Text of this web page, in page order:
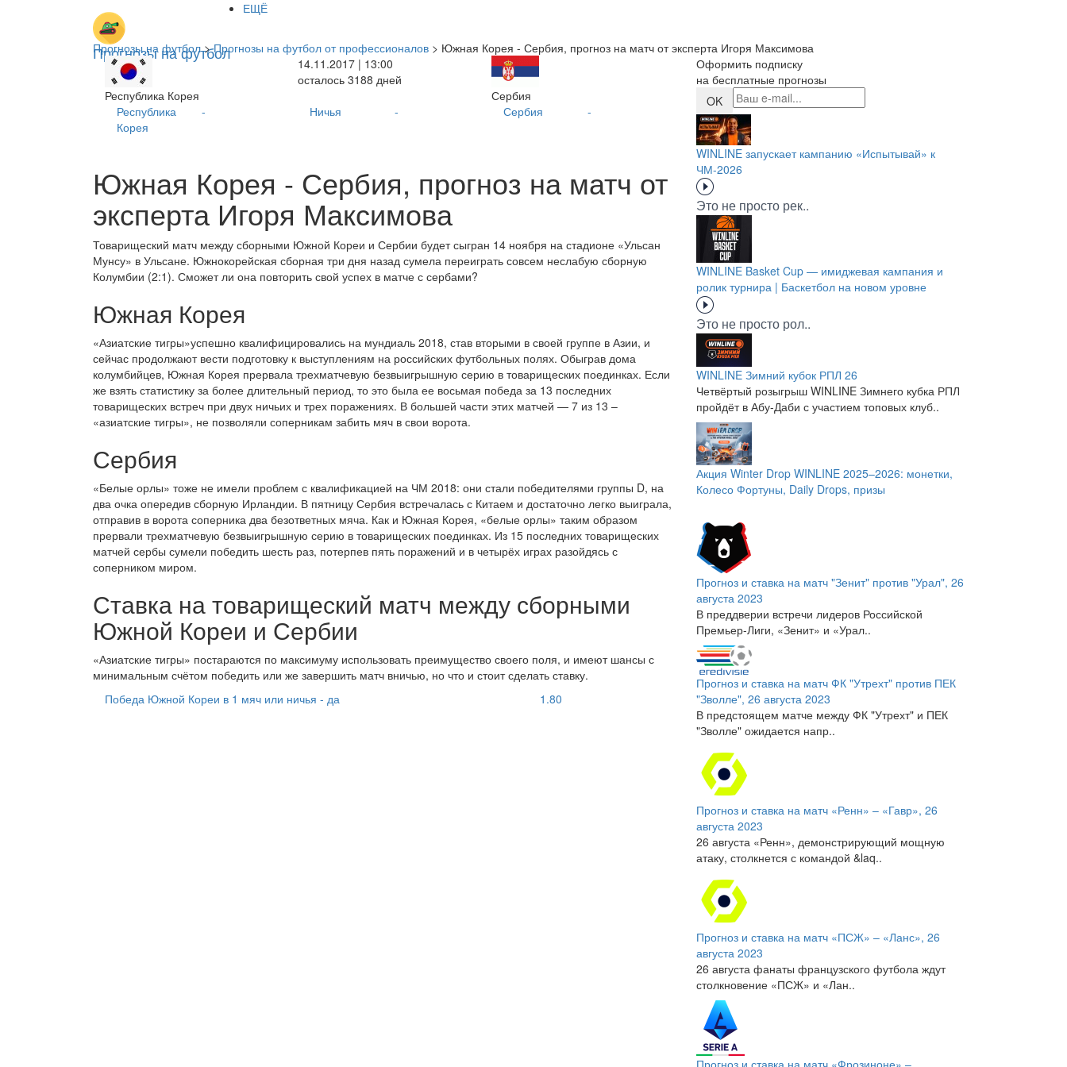
Прогнозы на футбол
ЕЩЁ
Прогнозы на футбол>Прогнозы на футбол от профессионалов > Южная Корея - Сербия, прогноз на матч от эксперта Игоря Максимова
Республика Корея
14.11.2017 | 13:00
осталось 3188 дней
Сербия
Республика
Корея
- Ничья - Сербия -
Южная Корея - Сербия, прогноз на матч от
эксперта Игоря Максимова
Товарищеский матч между сборными Южной Кореи и Сербии будет сыгран 14 ноября на стадионе «Ульсан
Мунсу» в Ульсане. Южнокорейская сборная три дня назад сумела переиграть совсем неслабую сборную
Колумбии (2:1). Сможет ли она повторить свой успех в матче с сербами?
Южная Корея
«Азиатские тигры»успешно квалифицировались на мундиаль 2018, став вторыми в своей группе в Азии, и
сейчас продолжают вести подготовку к выступлениям на российских футбольных полях. Обыграв дома
колумбийцев, Южная Корея прервала трехматчевую безвыигрышную серию в товарищеских поединках. Если
же взять статистику за более длительный период, то это была ее восьмая победа за 13 последних
товарищеских встреч при двух ничьих и трех поражениях. В большей части этих матчей — 7 из 13 –
«азиатские тигры», не позволяли соперникам забить мяч в свои ворота.
Сербия
«Белые орлы» тоже не имели проблем с квалификацией на ЧМ 2018: они стали победителями группы D, на
два очка опередив сборную Ирландии. В пятницу Сербия встречалась с Китаем и достаточно легко выиграла,
отправив в ворота соперника два безответных мяча. Как и Южная Корея, «белые орлы» таким образом
прервали трехматчевую безвыигрышную серию в товарищеских поединках. Из 15 последних товарищеских
матчей сербы сумели победить шесть раз, потерпев пять поражений и в четырёх играх разойдясь с
соперником миром.
Ставка на товарищеский матч между сборными
Южной Кореи и Сербии
«Азиатские тигры» постараются по максимуму использовать преимущество своего поля, и имеют шансы с
минимальным счётом победить или же завершить матч вничью, но что и стоит сделать ставку.
Победа Южной Кореи в 1 мяч или ничья - да
1.80
Оформить подписку
на бесплатные прогнозы
OK
WINLINE запускает кампанию «Испытывай» к
ЧМ-2026
Это не просто рек..
WINLINE Basket Cup — имиджевая кампания и
ролик турнира | Баскетбол на новом уровне
Это не просто рол..
WINLINE Зимний кубок РПЛ 26
Четвёртый розыгрыш WINLINE Зимнего кубка РПЛ
пройдёт в Абу-Даби с участием топовых клуб..
Акция Winter Drop WINLINE 2025–2026: монетки,
Колесо Фортуны, Daily Drops, призы
Прогноз и ставка на матч "Зенит" против "Урал", 26
августа 2023
В преддверии встречи лидеров Российской
Премьер-Лиги, «Зенит» и «Урал..
Прогноз и ставка на матч ФК "Утрехт" против ПЕК
"Зволле", 26 августа 2023
В предстоящем матче между ФК "Утрехт" и ПЕК
"Зволле" ожидается напр..
Прогноз и ставка на матч «Ренн» – «Гавр», 26
августа 2023
26 августа «Ренн», демонстрирующий мощную
атаку, столкнется с командой &laq..
Прогноз и ставка на матч «ПСЖ» – «Ланс», 26
августа 2023
26 августа фанаты французского футбола ждут
столкновение «ПСЖ» и «Лан..
Прогноз и ставка на матч «Фрозиноне» –